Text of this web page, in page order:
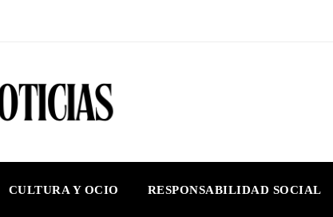
CULTURA Y OCIO RESPONSABILIDAD SOCIAL